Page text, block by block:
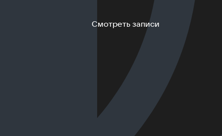
Смотреть записи